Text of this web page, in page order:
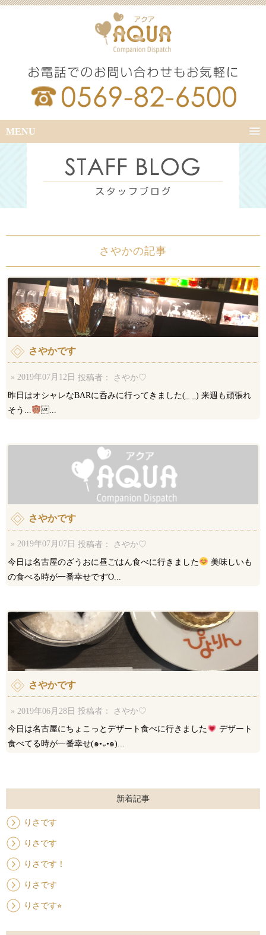
MENU
さやかの記事
さやかです
» 2019年07月12日 投稿者： さやか♡
昨日はオシャレなBARに呑みに行ってきました(_ _) 来週も頑張れ
そう...
...
さやかです
» 2019年07月07日 投稿者： さやか♡
今日は名古屋のざうおに昼ごはん食べに行きました
美味しいも
の食べる時が一番幸せですὉ...
さやかです
» 2019年06月28日 投稿者： さやか♡
今日は名古屋にちょこっとデザート食べに行きました
デザート
食べてる時が一番幸せ(๑•᎑•๑)...
新着記事
りさです
りさです
りさです！
りさです
りさです⭐︎